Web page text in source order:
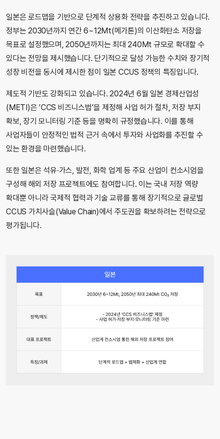
일본은 로드맵을 기반으로 단계적 상용화 전략을 추진하고 있습니다.
정부는 2030년까지 연간 6~12Mt(메가톤)의 이산화탄소 저장을
목표로 설정했으며, 2050년까지는 최대 240Mt 규모로 확대할 수
있다는 전망을 제시했습니다. 단기적으로 달성 가능한 수치와 장기적
성장 비전을 동시에 제시한 점이 일본 CCUS 정책의 특징입니다.
제도적 기반도 강화되고 있습니다. 2024년 6월 일본 경제산업성
(METI)은 ‘CCS 비즈니스법’을 제정해 사업 허가 절차, 저장 부지
확보, 장기 모니터링 기준 등을 명확히 규정했습니다. 이를 통해
사업자들이 안정적인 법적 근거 속에서 투자와 사업화를 추진할 수
있는 환경을 마련했습니다.
또한 일본은 석유·가스, 발전, 화학 업계 등 주요 산업이 컨소시엄을
구성해 해외 저장 프로젝트에도 참여합니다. 이는 국내 저장 역량
확대뿐 아니라 국제적 협력과 기술 교류를 통해 장기적으로 글로벌
CCUS 가치사슬(Value Chain)에서 주도권을 확보하려는 전략으로
평가됩니다.